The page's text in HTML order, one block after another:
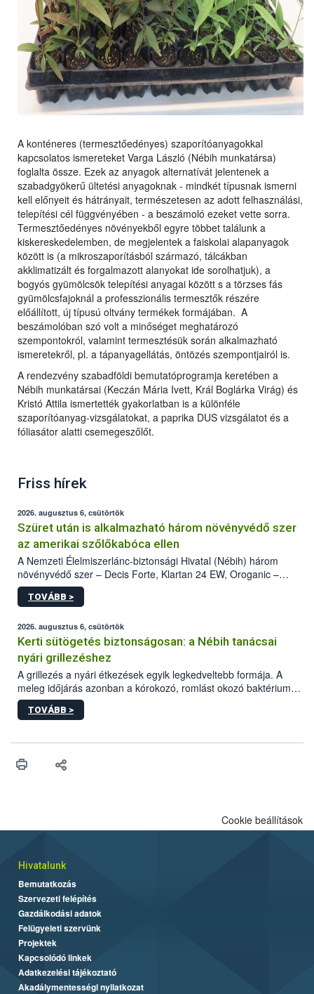
A konténeres (termesztőedényes) szaporítóanyagokkal
kapcsolatos ismereteket Varga László (Nébih munkatársa)
foglalta össze. Ezek az anyagok alternatívát jelentenek a
szabadgyökerű ültetési anyagoknak - mindkét típusnak ismerni
kell előnyeit és hátrányait, természetesen az adott felhasználási,
telepítési cél függvényében - a beszámoló ezeket vette sorra.
Termesztőedényes növényekből egyre többet találunk a
kiskereskedelemben, de megjelentek a faiskolai alapanyagok
között is (a mikroszaporításból származó, tálcákban
akklimatizált és forgalmazott alanyokat ide sorolhatjuk), a
bogyós gyümölcsök telepítési anyagai között s a törzses fás
gyümölcsfajoknál a professzionális termesztők részére
előállított, új típusú oltvány termékek formájában. A
beszámolóban szó volt a minőséget meghatározó
szempontokról, valamint termesztésük során alkalmazható
ismeretekről, pl. a tápanyagellátás, öntözés szempontjairól is.
A rendezvény szabadföldi bemutatóprogramja keretében a
Nébih munkatársai (Keczán Mária Ivett, Král Boglárka Virág) és
Kristó Attila ismertették gyakorlatban is a különféle
szaporítóanyag-vizsgálatokat, a paprika DUS vizsgálatot és a
fóliasátor alatti csemegeszőlőt.
Friss hírek
2026. augusztus 6, csütörtök
Szüret után is alkalmazható három növényvédő szer
az amerikai szőlőkabóca ellen
A Nemzeti Élelmiszerlánc-biztonsági Hivatal (Nébih) három
növényvédő szer – Decis Forte, Klartan 24 EW, Oroganic –
engedélyokiratát módosította, így azok a szüretet követően,
egészen a vesszőérettség (BBCH 91) stádiumáig
érésű szőlőkben is legyen lehetőség a károsító elleni további
védekezésre. Az Oroganic készítmény kis kiszerelésben kiskerti
felhasználók számára is elérhető és ökológiai termesztésben is
engedélyezett.
TOVÁBB >
2026. augusztus 6, csütörtök
Kerti sütögetés biztonságosan: a Nébih tanácsai
nyári grillezéshez
A grillezés a nyári étkezések egyik legkedveltebb formája. A
meleg időjárás azonban a kórokozó, romlást okozó baktériumok
gyorsabb szaporodásának is kedvez. A szabadtéri sütögetés
ezért nem csupán a megfelelő sütési technikáról szól: legalább
higiéniai szabályok betartása, a megfelelő hőkezelés, valamint a
biztonsági Hivatal (Nébih) Oktatási Programja összegyűjtötte a
TOVÁBB >
Cookie beállítások
Hivatalunk
Bemutatkozás
Szervezeti felépítés
Gazdálkodási adatok
Felügyeleti szervünk
Projektek
Kapcsolódó linkek
Adatkezelési tájékoztató
Akadálymentességi nyilatkozat